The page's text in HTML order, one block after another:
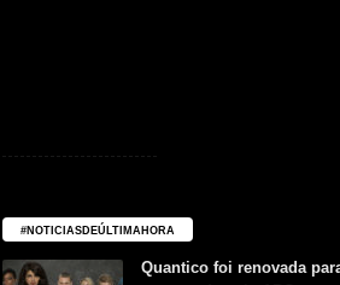
#NOTICIASDEÚLTIMAHORA
Quantico foi renovada